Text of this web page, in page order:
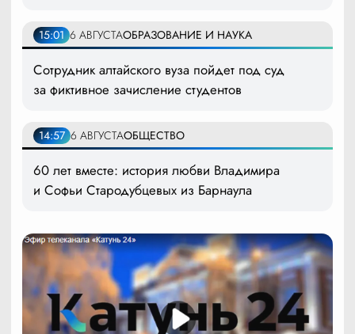
15:01 6 АВГУСТАОБРАЗОВАНИЕ И НАУКА
Сотрудник алтайского вуза пойдет под суд
за фиктивное зачисление студентов
14:57 6 АВГУСТАОБЩЕСТВО
60 лет вместе: история любви Владимира
и Софьи Стародубцевых из Барнаула